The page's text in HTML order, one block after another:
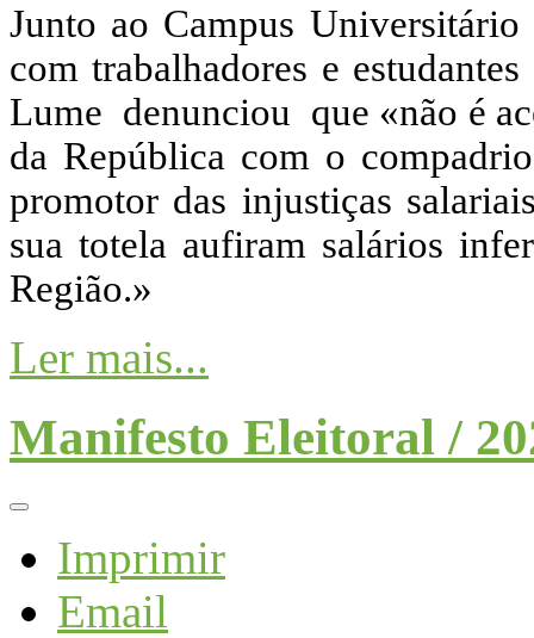
Junto ao Campus
com trabalhadores e
Lume denunciou que «não é
da República com o
promotor das injustiças
sua totela aufiram salários
Região.»
Ler mais...
Manifesto Eleitoral /
Imprimir
Email